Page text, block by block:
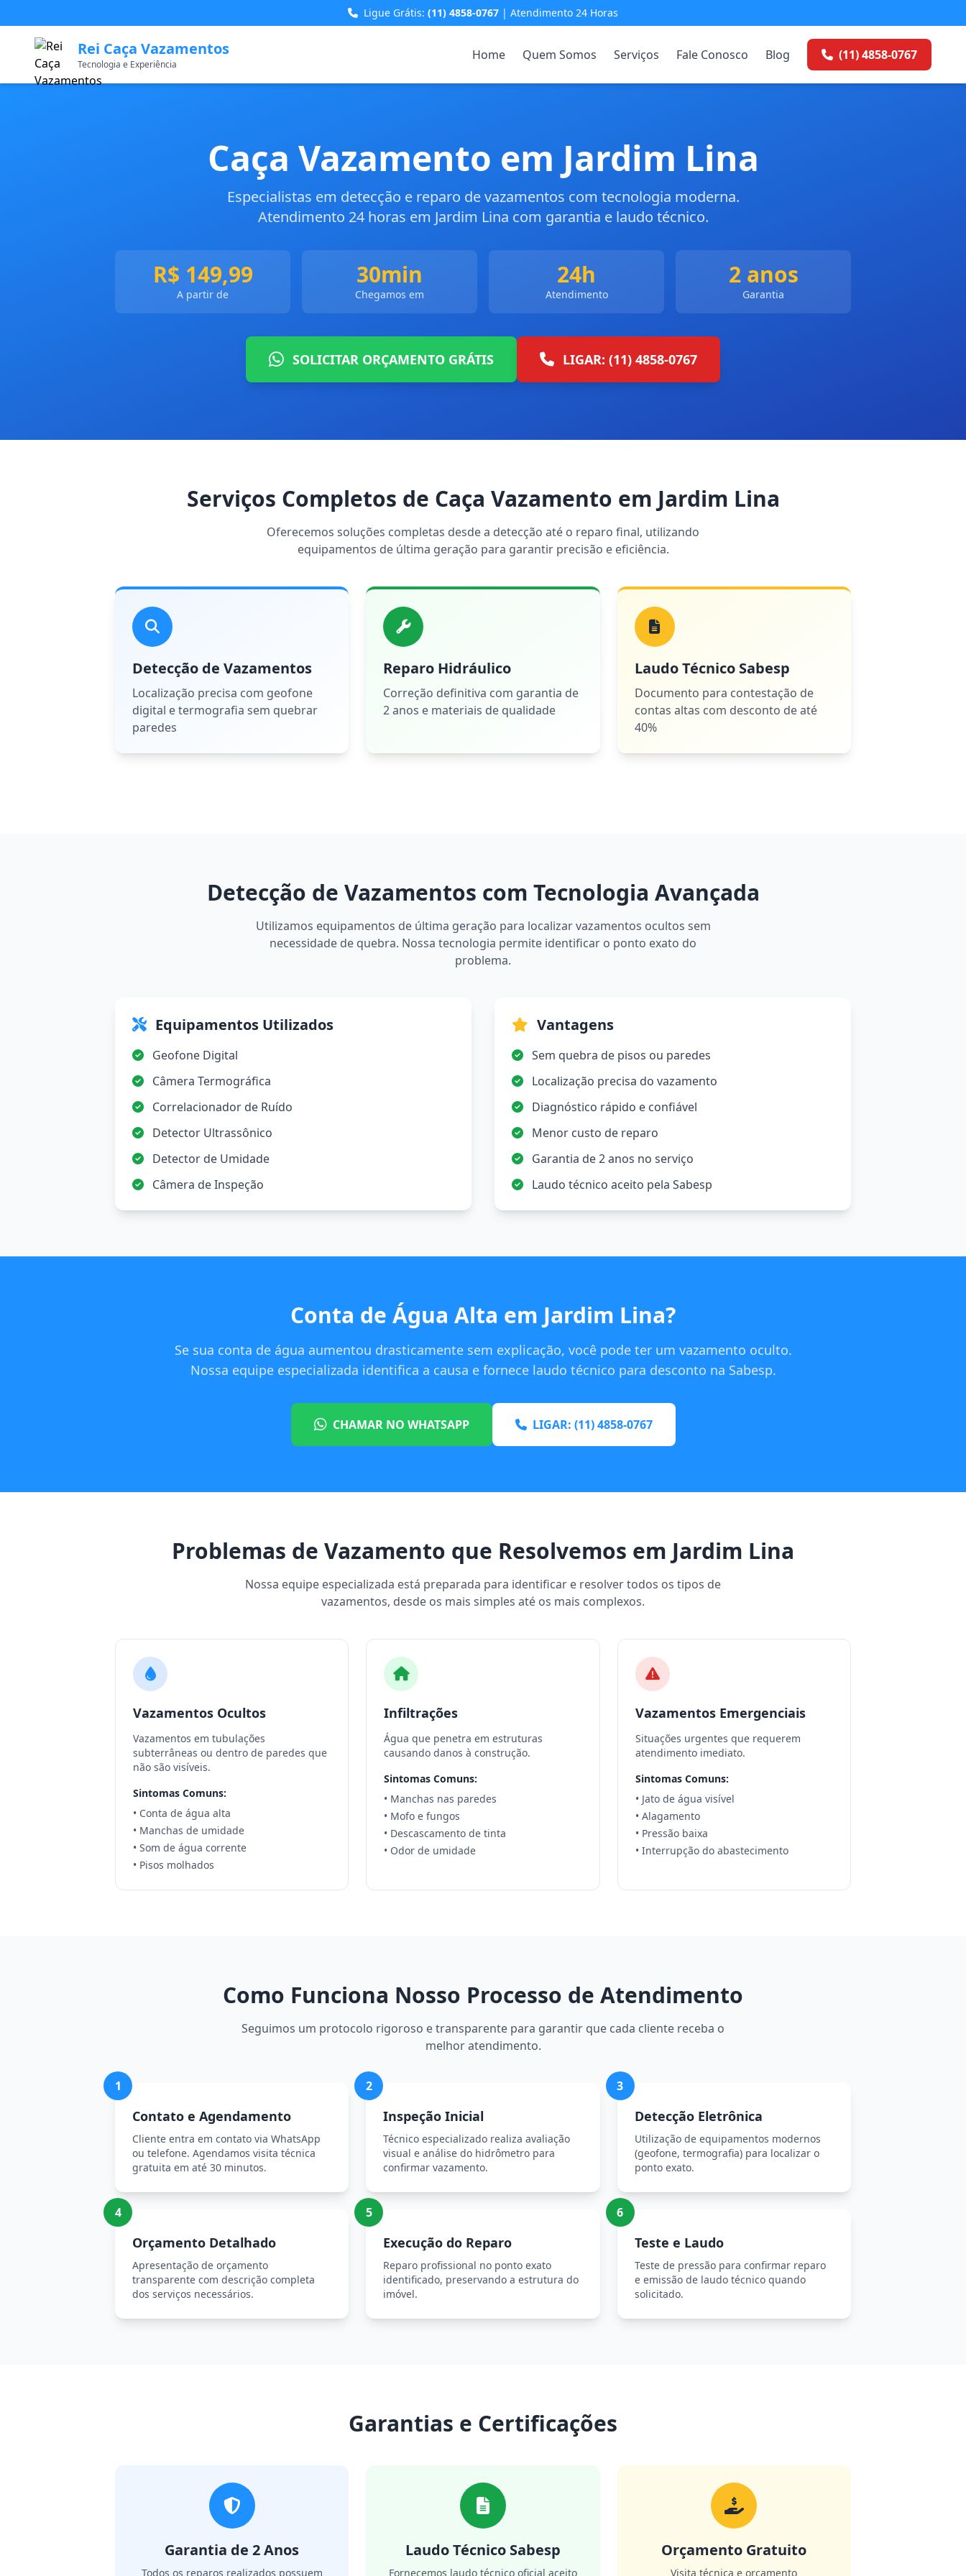
Ligue Grátis: (11) 4858-0767 | Atendimento 24 Horas
Rei Caça Vazamentos
Tecnologia e Experiência
Home Quem Somos Serviços Fale Conosco Blog (11) 4858-0767
Caça Vazamento em Jardim Lina
Especialistas em detecção e reparo de vazamentos com tecnologia moderna.
Atendimento 24 horas em Jardim Lina com garantia e laudo técnico.
R$ 149,99
A partir de
30min
Chegamos em
24h
Atendimento
2 anos
Garantia
SOLICITAR ORÇAMENTO GRÁTIS LIGAR: (11) 4858-0767
Serviços Completos de Caça Vazamento em Jardim Lina
Oferecemos soluções completas desde a detecção até o reparo final, utilizando
equipamentos de última geração para garantir precisão e eficiência.
Detecção de Vazamentos
Localização precisa com geofone
digital e termografia sem quebrar
paredes
Reparo Hidráulico
Correção definitiva com garantia de
2 anos e materiais de qualidade
Laudo Técnico Sabesp
Documento para contestação de
contas altas com desconto de até
40%
Detecção de Vazamentos com Tecnologia Avançada
Utilizamos equipamentos de última geração para localizar vazamentos ocultos sem
necessidade de quebra. Nossa tecnologia permite identificar o ponto exato do
problema.
Equipamentos Utilizados
Geofone Digital
Câmera Termográfica
Correlacionador de Ruído
Detector Ultrassônico
Detector de Umidade
Câmera de Inspeção
Vantagens
Sem quebra de pisos ou paredes
Localização precisa do vazamento
Diagnóstico rápido e confiável
Menor custo de reparo
Garantia de 2 anos no serviço
Laudo técnico aceito pela Sabesp
Conta de Água Alta em Jardim Lina?
Se sua conta de água aumentou drasticamente sem explicação, você pode ter um vazamento oculto.
Nossa equipe especializada identifica a causa e fornece laudo técnico para desconto na Sabesp.
CHAMAR NO WHATSAPP LIGAR: (11) 4858-0767
Problemas de Vazamento que Resolvemos em Jardim Lina
Nossa equipe especializada está preparada para identificar e resolver todos os tipos de
vazamentos, desde os mais simples até os mais complexos.
Vazamentos Ocultos
Vazamentos em tubulações
subterrâneas ou dentro de paredes que
não são visíveis.
Sintomas Comuns:
• Conta de água alta
• Manchas de umidade
• Som de água corrente
• Pisos molhados
Infiltrações
Água que penetra em estruturas
causando danos à construção.
Sintomas Comuns:
• Manchas nas paredes
• Mofo e fungos
• Descascamento de tinta
• Odor de umidade
Vazamentos Emergenciais
Situações urgentes que requerem
atendimento imediato.
Sintomas Comuns:
• Jato de água visível
• Alagamento
• Pressão baixa
• Interrupção do abastecimento
Como Funciona Nosso Processo de Atendimento
Seguimos um protocolo rigoroso e transparente para garantir que cada cliente receba o
melhor atendimento.
1
Contato e Agendamento
Cliente entra em contato via WhatsApp
ou telefone. Agendamos visita técnica
gratuita em até 30 minutos.
2
Inspeção Inicial
Técnico especializado realiza avaliação
visual e análise do hidrômetro para
confirmar vazamento.
3
Detecção Eletrônica
Utilização de equipamentos modernos
(geofone, termografia) para localizar o
ponto exato.
4
Orçamento Detalhado
Apresentação de orçamento
transparente com descrição completa
dos serviços necessários.
5
Execução do Reparo
Reparo profissional no ponto exato
identificado, preservando a estrutura do
imóvel.
6
Teste e Laudo
Teste de pressão para confirmar reparo
e emissão de laudo técnico quando
solicitado.
Garantias e Certificações
Garantia de 2 Anos
Todos os reparos realizados possuem
Laudo Técnico Sabesp
Fornecemos laudo técnico oficial aceito
Orçamento Gratuito
Visita técnica e orçamento